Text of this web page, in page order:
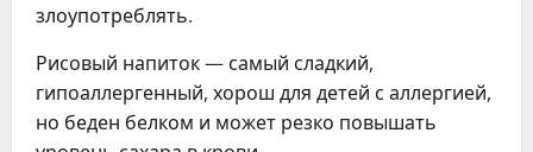
злоупотреблять.
Рисовый напиток — самый сладкий,
гипоаллергенный, хорош для детей с аллергией,
но беден белком и может резко повышать